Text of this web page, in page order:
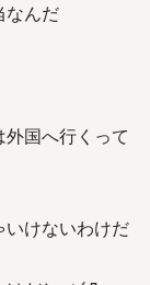
なんだ
国へ行くって
いけないわけだ